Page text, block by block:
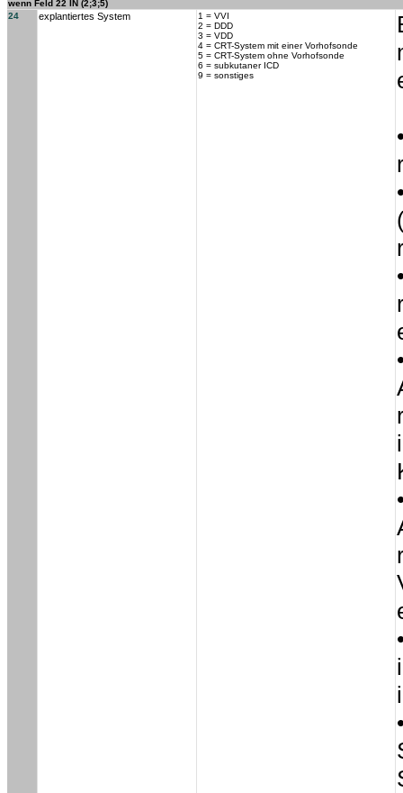
wenn Feld 22 IN (2;3;5)
24
explantiertes System
1 = VVI
2 = DDD
3 = VDD
4 = CRT-System mit einer Vorhofsonde
5 = CRT-System ohne Vorhofsonde
6 = subkutaner ICD
9 = sonstiges